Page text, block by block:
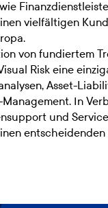
vielfältigen
von fundiertem
Risk eine
Asset-
In
und